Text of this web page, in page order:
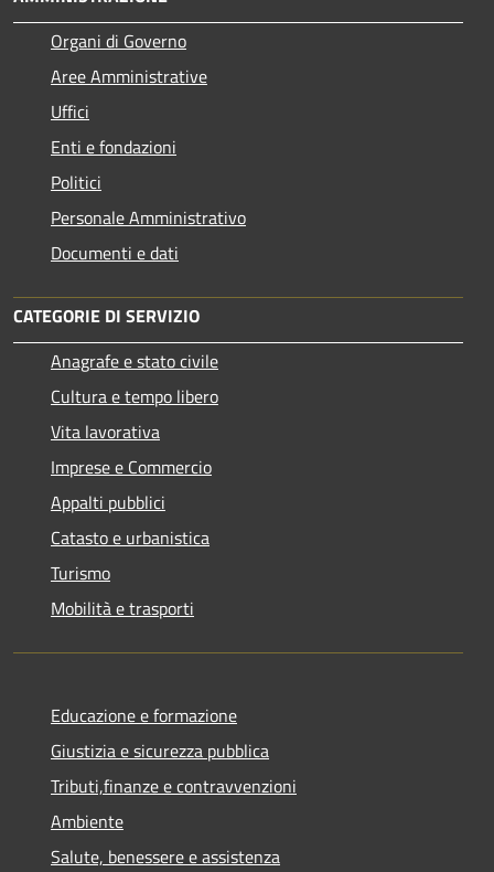
Organi di Governo
Aree Amministrative
Uffici
Enti e fondazioni
Politici
Personale Amministrativo
Documenti e dati
CATEGORIE DI SERVIZIO
Anagrafe e stato civile
Cultura e tempo libero
Vita lavorativa
Imprese e Commercio
Appalti pubblici
Catasto e urbanistica
Turismo
Mobilità e trasporti
Educazione e formazione
Giustizia e sicurezza pubblica
Tributi,finanze e contravvenzioni
Ambiente
Salute, benessere e assistenza